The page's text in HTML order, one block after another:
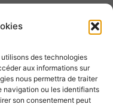
des technologies
aux informations sur
nous permettra de traiter
navigation ou les identifiants
son consentement peut